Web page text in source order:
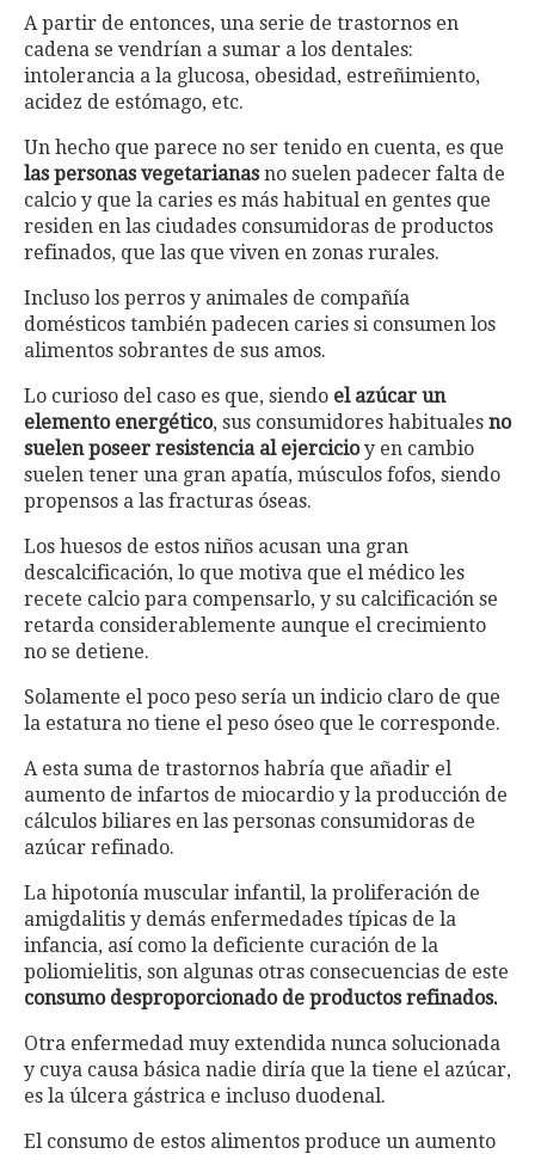
A partir de entonces, una serie de trastornos en
cadena se vendrían a sumar a los dentales:
intolerancia a la glucosa, obesidad, estreñimiento,
acidez de estómago, etc.
Un hecho que parece no ser tenido en cuenta, es que
las personas vegetarianasno suelen padecer falta de
calcio y que la caries es más habitual en gentes que
residen en las ciudades consumidoras de productos
refinados, que las que viven en zonas rurales.
Incluso los perros y animales de compañía
domésticos también padecen caries si consumen los
alimentos sobrantes de sus amos.
Lo curioso del caso es que, siendo el azúcar un
elemento energético, sus consumidores habituales no
suelen poseer resistencia al ejercicioy en cambio
suelen tener una gran apatía, músculos fofos, siendo
propensos a las fracturas óseas.
Los huesos de estos niños acusan una gran
descalcificación, lo que motiva que el médico les
recete calcio para compensarlo, y su calcificación se
retarda considerablemente aunque el crecimiento
no se detiene.
Solamente el poco peso sería un indicio claro de que
la estatura no tiene el peso óseo que le corresponde.
A esta suma de trastornos habría que añadir el
aumento de infartos de miocardio y la producción de
cálculos biliares en las personas consumidoras de
azúcar refinado.
La hipotonía muscular infantil, la proliferación de
amigdalitis y demás enfermedades típicas de la
infancia, así como la deficiente curación de la
poliomielitis, son algunas otras consecuencias de este
consumo desproporcionado de productos refinados.
Otra enfermedad muy extendida nunca solucionada
y cuya causa básica nadie diría que la tiene el azúcar,
es la úlcera gástrica e incluso duodenal.
El consumo de estos alimentos produce un aumento